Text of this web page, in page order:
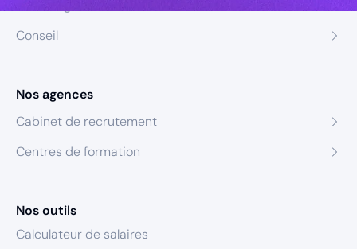
Conseil
Nos agences
Cabinet de recrutement
Centres de formation
Nos outils
Calculateur de salaires